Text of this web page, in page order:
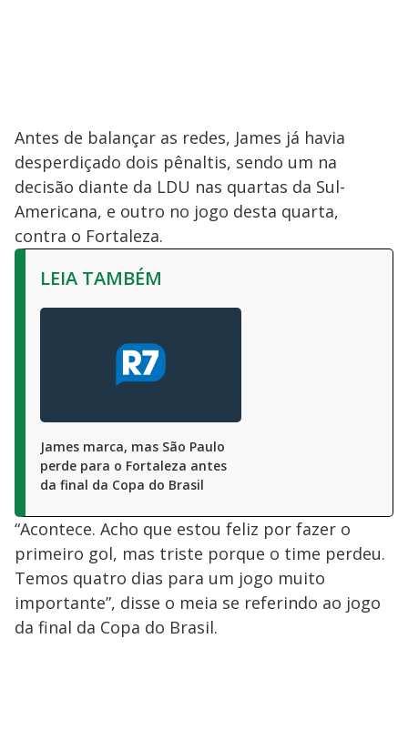
Antes de balançar as redes, James já havia
desperdiçado dois pênaltis, sendo um na
decisão diante da LDU nas quartas da Sul-
Americana, e outro no jogo desta quarta,
contra o Fortaleza.
LEIA TAMBÉM
James marca, mas São Paulo
perde para o Fortaleza antes
da final da Copa do Brasil
“Acontece. Acho que estou feliz por fazer o
primeiro gol, mas triste porque o time perdeu.
Temos quatro dias para um jogo muito
importante”, disse o meia se referindo ao jogo
da final da Copa do Brasil.